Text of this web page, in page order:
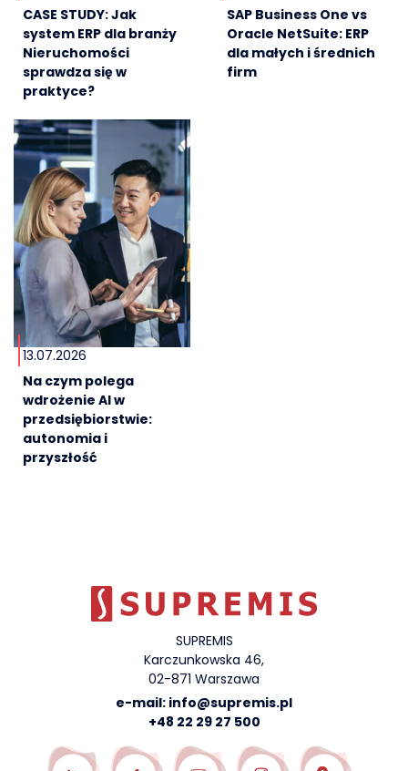
CASE STUDY: Jak
system ERP dla branży
Nieruchomości
sprawdza się w
praktyce?
SAP Business One vs
Oracle NetSuite: ERP
dla małych i średnich
firm
13.07.2026
Na czym polega
wdrożenie AI w
przedsiębiorstwie:
autonomia i
przyszłość
SUPREMIS
Karczunkowska 46,
02-871 Warszawa
e-mail: info@supremis.pl
+48 22 29 27 500